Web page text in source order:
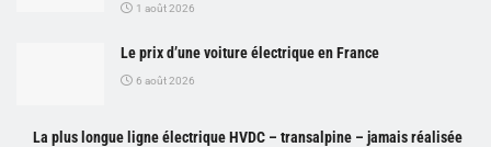
1 août 2026
Le prix d’une voiture électrique en France
6 août 2026
La plus longue ligne électrique HVDC – transalpine – jamais réalisée